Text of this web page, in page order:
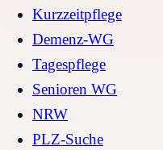
Kurzzeitpflege
Demenz-WG
Tagespflege
Senioren WG
NRW
PLZ-Suche